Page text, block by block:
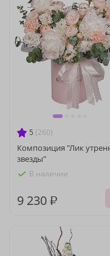
5 (260)
Композиция "Лик
звезды"
В наличии
9 230 ₽